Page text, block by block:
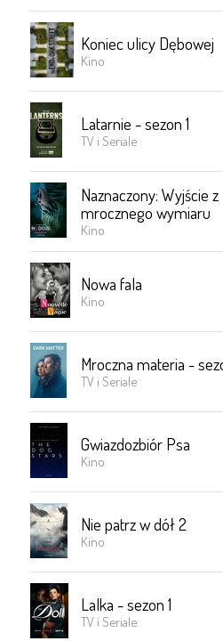
Koniec ulicy Dębowej
Kino
Latarnie - sezon 1
TV i Seriale
Naznaczony: Wyjście z
mrocznego wymiaru
Kino
Nowa fala
Kino
Mroczna materia -
TV i Seriale
Gwiazdozbiór Psa
Kino
Nie patrz w dół 2
Kino
Lalka - sezon 1
TV i Seriale